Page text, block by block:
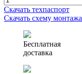
товара
Септик
канализация)
Скачать техпаспорт
Скачать схему монтажа
Бесплатная
доставка